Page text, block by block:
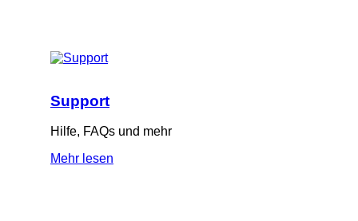
Support
Hilfe, FAQs und mehr
Mehr lesen